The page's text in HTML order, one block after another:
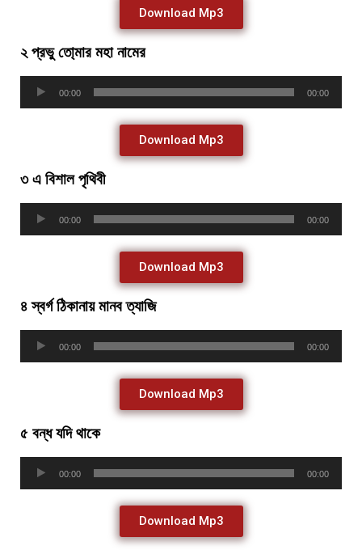
Download Mp3
২ প্রভু তো্মার মহা নামের
00:00 00:00
Download Mp3
৩ এ বিশাল পৃথিবী
00:00 00:00
Download Mp3
৪ স্বর্গ ঠিকানায় মানব ত্যাজি
00:00 00:00
Download Mp3
৫ বন্ধ যদি থাকে
00:00 00:00
Download Mp3